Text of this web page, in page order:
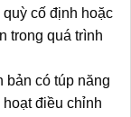
cố định hoặc
trong quá trình
bản có túp năng
điều chỉnh